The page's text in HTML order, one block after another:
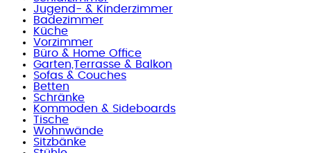
Jugend- & Kinderzimmer
Badezimmer
Küche
Vorzimmer
Büro & Home Office
Garten,Terrasse & Balkon
Sofas & Couches
Betten
Schränke
Kommoden & Sideboards
Tische
Wohnwände
Sitzbänke